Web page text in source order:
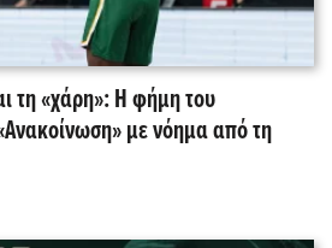
τη «χάρη»: Η φήμη του
με νόημα από τη